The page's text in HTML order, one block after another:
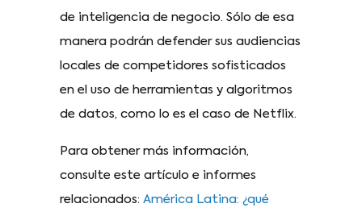
de inteligencia de negocio. Sólo de esa
manera podrán defender sus audiencias
locales de competidores sofisticados
en el uso de herramientas y algoritmos
de datos, como lo es el caso de Netflix.
Para obtener más información,
consulte este artículo e informes
relacionados: América Latina: ¿qué